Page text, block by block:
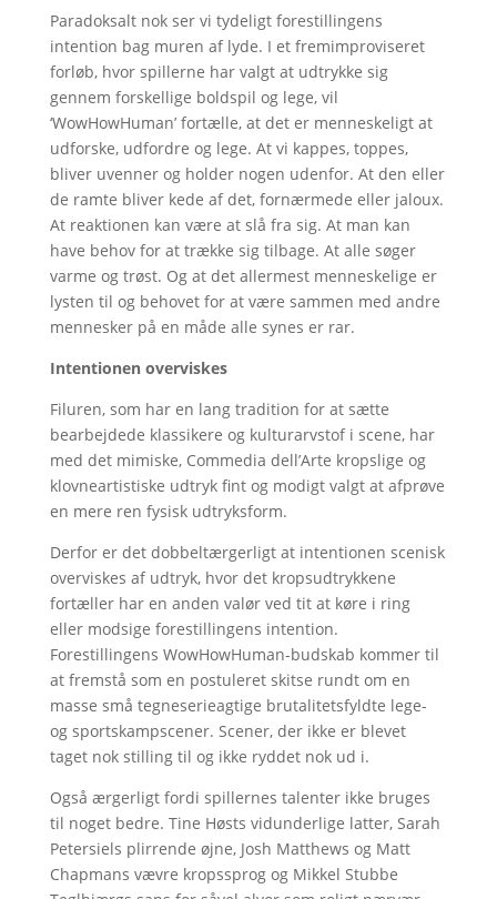
Paradoksalt nok ser vi tydeligt forestillingens
intention bag muren af lyde. I et fremimproviseret
forløb, hvor spillerne har valgt at udtrykke sig
gennem forskellige boldspil og lege, vil
‘WowHowHuman’ fortælle, at det er menneskeligt at
udforske, udfordre og lege. At vi kappes, toppes,
bliver uvenner og holder nogen udenfor. At den eller
de ramte bliver kede af det, fornærmede eller jaloux.
At reaktionen kan være at slå fra sig. At man kan
have behov for at trække sig tilbage. At alle søger
varme og trøst. Og at det allermest menneskelige er
lysten til og behovet for at være sammen med andre
mennesker på en måde alle synes er rar.
Intentionen overviskes
Filuren, som har en lang tradition for at sætte
bearbejdede klassikere og kulturarvstof i scene, har
med det mimiske, Commedia dell’Arte kropslige og
klovneartistiske udtryk fint og modigt valgt at afprøve
en mere ren fysisk udtryksform.
Derfor er det dobbeltærgerligt at intentionen scenisk
overviskes af udtryk, hvor det kropsudtrykkene
fortæller har en anden valør ved tit at køre i ring
eller modsige forestillingens intention.
Forestillingens WowHowHuman-budskab kommer til
at fremstå som en postuleret skitse rundt om en
masse små tegneserieagtige brutalitetsfyldte lege-
og sportskampscener. Scener, der ikke er blevet
taget nok stilling til og ikke ryddet nok ud i.
Også ærgerligt fordi spillernes talenter ikke bruges
til noget bedre. Tine Høsts vidunderlige latter, Sarah
Petersiels plirrende øjne, Josh Matthews og Matt
Chapmans vævre kropssprog og Mikkel Stubbe